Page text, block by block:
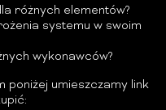
różnych elementów?
systemu w swoim
wykonawców?
poniżej umieszczamy link